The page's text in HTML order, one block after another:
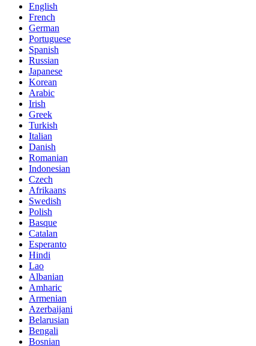
English
French
German
Portuguese
Spanish
Russian
Japanese
Korean
Arabic
Irish
Greek
Turkish
Italian
Danish
Romanian
Indonesian
Czech
Afrikaans
Swedish
Polish
Basque
Catalan
Esperanto
Hindi
Lao
Albanian
Amharic
Armenian
Azerbaijani
Belarusian
Bengali
Bosnian